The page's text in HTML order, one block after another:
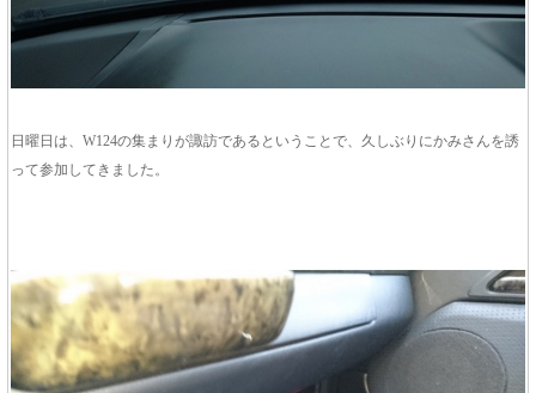
日曜日は、W124の集まりが諏訪であるということで、久しぶりにかみさんを誘
って参加してきました。